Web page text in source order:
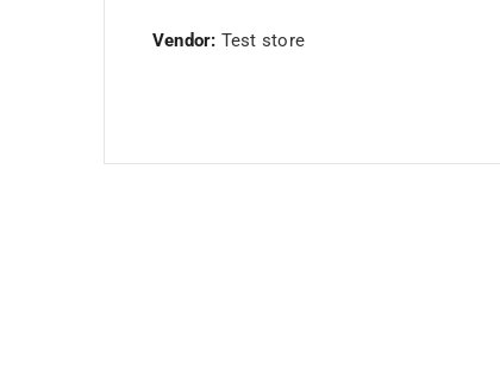
Vendor: Test store